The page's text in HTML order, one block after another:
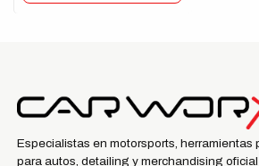
Especialistas en motorsports, herramientas
para autos, detailing y merchandising oficial